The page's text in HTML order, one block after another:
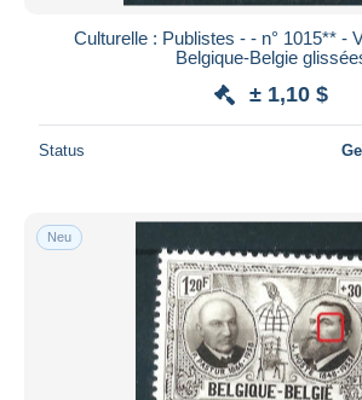
Culturelle : Publistes - - n° 1015** -
Belgique-Belgie
± 1,10 $
Status
Neu